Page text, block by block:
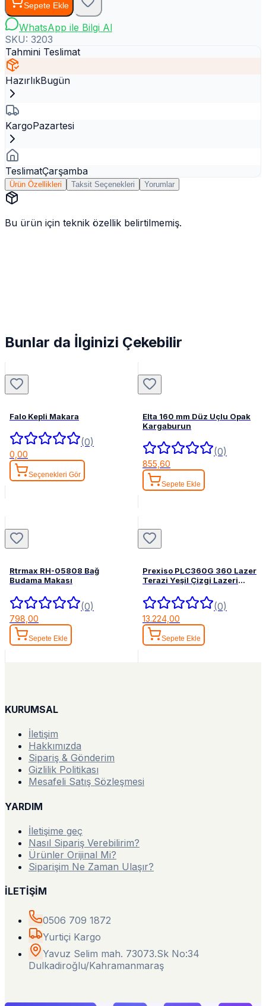
Sepete Ekle
WhatsApp ile Bilgi Al
SKU: 3203
Tahmini Teslimat
HazırlıkBugün
KargoPazartesi
TeslimatÇarşamba
Ürün Özellikleri Taksit Seçenekleri Yorumlar
Bu ürün için teknik özellik belirtilmemiş.
Bunlar da İlginizi Çekebilir
Falo Kepli Makara
(0)
0,00
Seçenekleri Gör
Elta 160 mm Düz Uçlu Opak
Kargaburun
(0)
855,60
Sepete Ekle
Rtrmax RH-05808 Bağ
Budama Makası
(0)
798,00
Sepete Ekle
Prexiso PLC360G 360 Lazer
Terazi Yeşil Çizgi Lazeri
(0)
13.224,00
Sepete Ekle
KURUMSAL
İletişim
Hakkımızda
Sipariş & Gönderim
Gizlilik Politikası
Mesafeli Satış Sözleşmesi
YARDIM
İletişime geç
Nasıl Sipariş Verebilirim?
Ürünler Orijinal Mi?
Siparişim Ne Zaman Ulaşır?
İLETİŞİM
0506 709 1872
Yurtiçi Kargo
Yavuz Selim mah. 73073.Sk No:34
Dulkadiroğlu/Kahramanmaraş